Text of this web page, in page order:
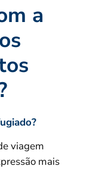
a
viagem
mais